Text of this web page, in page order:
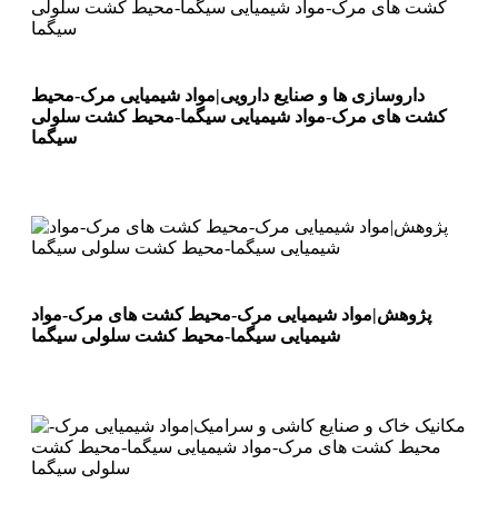
داروسازی ها و صنایع دارویی|مواد شیمیایی مرک-محیط
کشت های مرک-مواد شیمیایی سیگما-محیط کشت سلولی
سیگما
پژوهش|مواد شیمیایی مرک-محیط کشت های مرک-مواد
شیمیایی سیگما-محیط کشت سلولی سیگما